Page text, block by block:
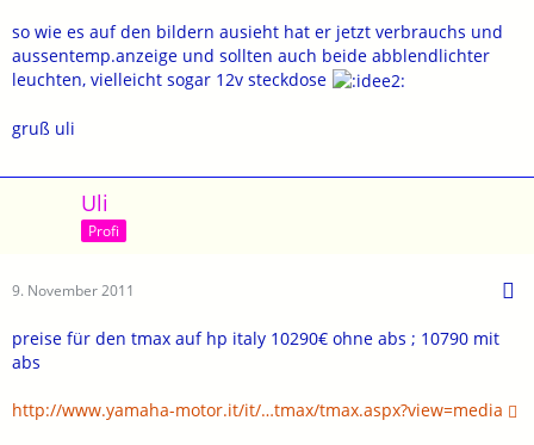
so wie es auf den bildern ausieht hat er jetzt verbrauchs und
aussentemp.anzeige und sollten auch beide abblendlichter
leuchten, vielleicht sogar 12v steckdose
gruß uli
Uli
Profi
9. November 2011
preise für den tmax auf hp italy 10290€ ohne abs ; 10790 mit
abs
http://www.yamaha-motor.it/it/…tmax/tmax.aspx?view=media